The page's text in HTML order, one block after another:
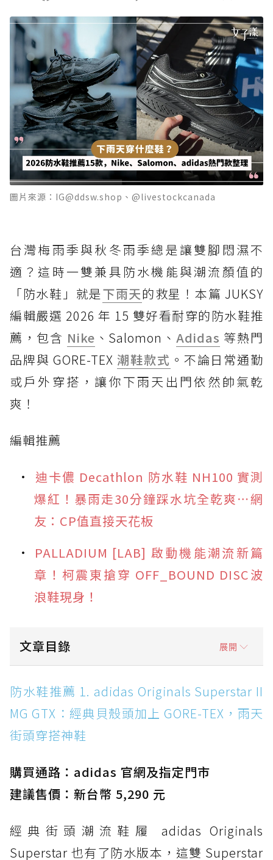
圖片來源：IG@ddsw.shop、@livestockcanada
台灣梅雨季與秋冬雨季總是讓雙腳悶濕不
適？這時一雙兼具防水機能與潮流顏值的
「防水鞋」就是下雨天的救星！本篇 JUKSY
編輯嚴選 2026 年 15 雙好看耐穿的防水鞋推
薦，包含 Nike 、Salomon、Adidas 等熱門
品牌與 GORE-TEX 潮鞋款式 。不論日常通勤
或戶外穿搭，讓你下雨天出門依然帥氣乾
爽！
編輯推薦
迪卡儂 Decathlon 防水鞋 NH100 實測
爆紅！暴雨走30分鐘踩水坑全乾爽⋯網
友：CP值直接天花板
PALLADIUM [LAB] 啟動機能潮流新篇
章！柯震東搶穿 OFF_BOUND DISC波
浪鞋現身！
文章目錄 展開
防水鞋推薦 1. adidas Originals Superstar II
MG GTX：經典貝殼頭加上 GORE-TEX，雨天街
頭穿搭神鞋
防水鞋推薦 2. New Balance Hierro v9 GORE-
防水鞋推薦 3. Nike Dunk Low GORE-TEX：
經典 Dunk 輪廓加上防水科技，雨天穿搭帥度不
打折
防水鞋推薦 4. ASICS TRABUCO 14 GTX：搭
載 GORE-TEX 隱形貼合科技，全方位防水神鞋
防水鞋推薦 1. adidas Originals Superstar II
MG GTX：經典貝殼頭加上 GORE-TEX，雨天
街頭穿搭神鞋
購買通路：adidas 官網及指定門市
建議售價：新台幣 5,290 元
經典街頭潮流鞋履 adidas Originals
Superstar 也有了防水版本，這雙 Superstar